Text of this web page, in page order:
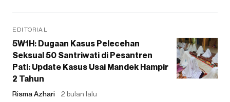
EDITORIAL
5W1H: Dugaan Kasus Pelecehan
Seksual 50 Santriwati di Pesantren
Pati: Update Kasus Usai Mandek Hampir
2 Tahun
Risma Azhari 2 bulan lalu